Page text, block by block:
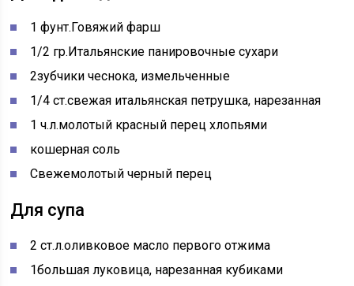
1фунт.Говяжий фарш
1/2 гр.Итальянские панировочные сухари
2зубчики чеснока, измельченные
1/4ст.свежая итальянская петрушка, нарезанная
1ч.л.молотый красный перец хлопьями
кошерная соль
Свежемолотый черный перец
Для супа
2ст.л.оливковое масло первого отжима
1большая луковица, нарезанная кубиками